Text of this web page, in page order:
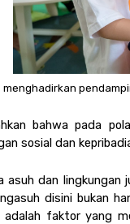
menghadirkan
bahwa pada
sosial dan
asuh dan lingkungan
disini bukan
faktor yang